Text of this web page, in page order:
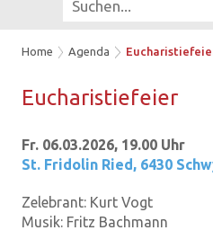
Home Agenda
Eu­cha­ris­tie­fei­er
Fr. 06.03.2026, 19.00 Uhr
St. Fridolin Ried, 6430
Zelebrant: Kurt Vogt
Musik: Fritz Bachmann